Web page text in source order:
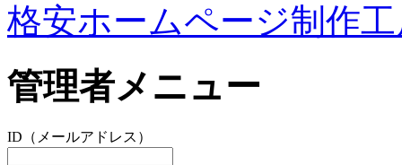
格安ホームページ制作
管理者メニュー
ID（メールアドレス）